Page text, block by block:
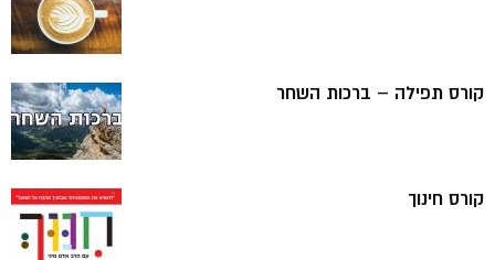
קורס תפילה – ברכות השחר
קורס חינוך